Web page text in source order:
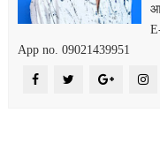
App no. 09021439951